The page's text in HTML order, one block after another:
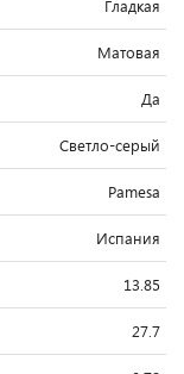
Гладкая
Матовая
Да
Светло-cерый
Pamesa
Испания
13.85
27.7